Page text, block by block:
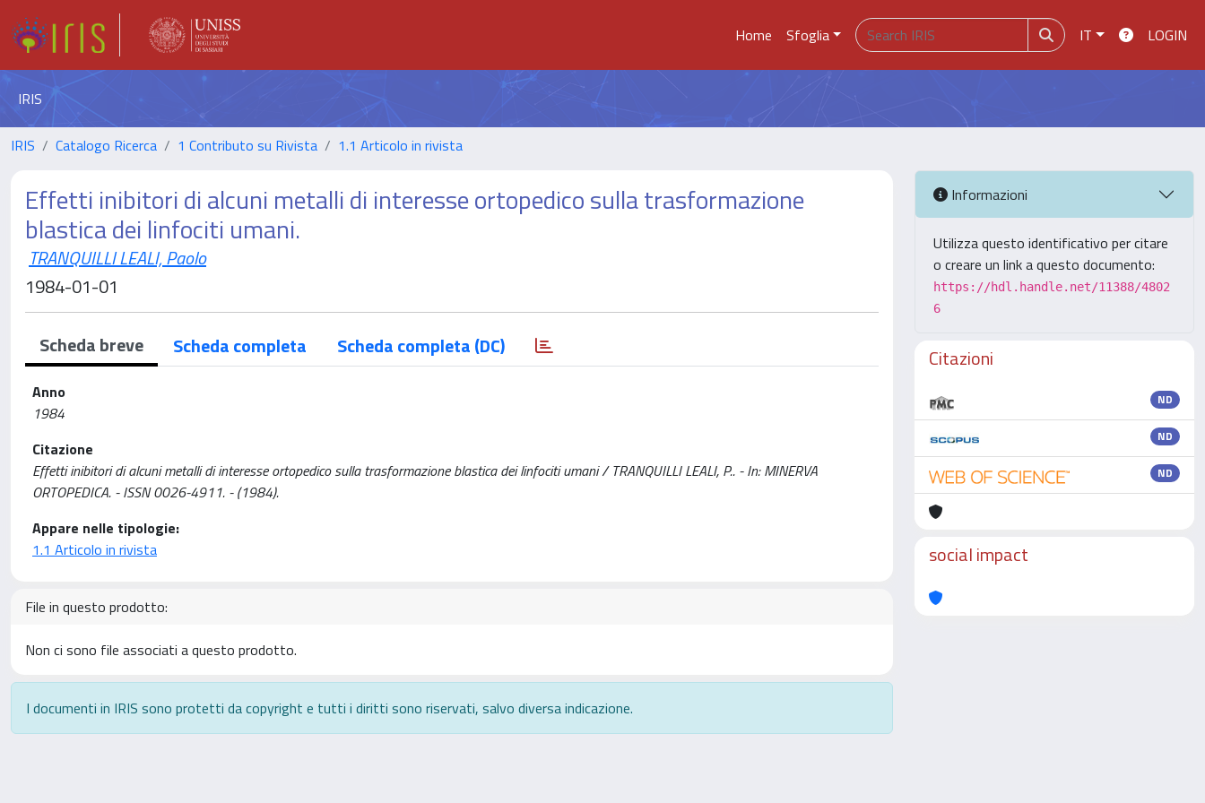
Home Sfoglia IT LOGIN
IRIS
IRIS Catalogo Ricerca 1 Contributo su Rivista 1.1 Articolo in rivista
Effetti inibitori di alcuni metalli di interesse ortopedico sulla trasformazione
blastica dei linfociti umani.
TRANQUILLI LEALI, Paolo
1984-01-01
Scheda breve Scheda completa Scheda completa (DC)
Anno
1984
Citazione
Effetti inibitori di alcuni metalli di interesse ortopedico sulla trasformazione blastica dei linfociti umani / TRANQUILLI LEALI, P.. - In: MINERVA
ORTOPEDICA. - ISSN 0026-4911. - (1984).
Appare nelle tipologie:
1.1 Articolo in rivista
File in questo prodotto:
Non ci sono file associati a questo prodotto.
I documenti in IRIS sono protetti da copyright e tutti i diritti sono riservati, salvo diversa indicazione.
Informazioni
Utilizza questo identificativo per citare
o creare un link a questo documento:
https://hdl.handle.net/11388/4802
6
Citazioni
ND
ND
ND
social impact